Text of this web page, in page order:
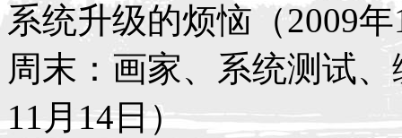
系统升级的烦恼（2009
周末：画家、系统测试
11月14日）